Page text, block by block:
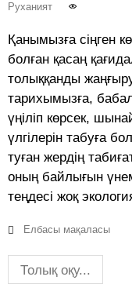
Руханият
Қанымызға сіңген
болған қасаң
толыққанды
тарихымызға,
үңіліп көрсек,
үлгілерін табуға
туған жердің
оның байлығын
теңдесі жоқ
Елбасы мақаласы
Толық оқу...